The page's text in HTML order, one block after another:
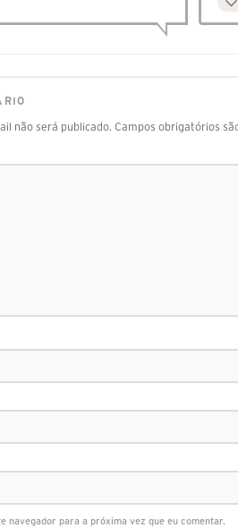
não será publicado. Campos obrigatórios
navegador para a próxima vez que eu comentar.